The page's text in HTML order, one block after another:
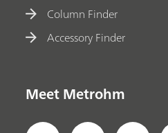
Column Finder
Accessory Finder
Meet Metrohm